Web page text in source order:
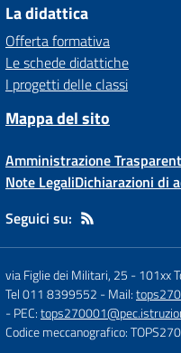
La didattica
Offerta formativa
Le schede didattiche
I progetti delle classi
Mappa del sito
Amministrazione
Note LegaliDichiarazioni di
Seguici su:
via Figlie dei Militari, 25 -101xx
Tel 011 8399552 - Mail:
- PEC:
Codice meccanografico: